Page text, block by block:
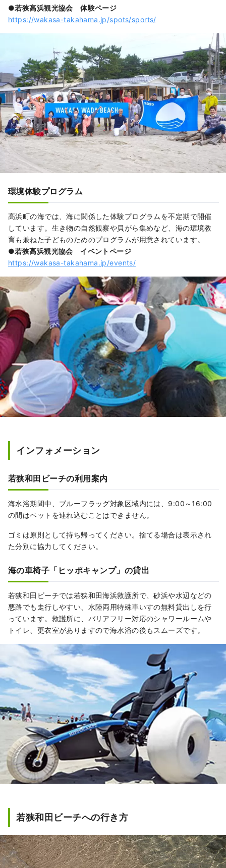
●若狭高浜観光協会 体験ページ
https://wakasa-takahama.jp/spots/sports/
環境体験プログラム
高浜町の海では、海に関係した体験プログラムを不定期で開催
しています。生き物の自然観察や貝がら集めなど、海の環境教
育も兼ねた子どものためのプログラムが用意されています。
●若狭高浜観光協会 イベントページ
https://wakasa-takahama.jp/events/
インフォメーション
若狭和田ビーチの利用案内
海水浴期間中、ブルーフラッグ対象区域内には、9:00～16:00
の間はペットを連れ込むことはできません。
ゴミは原則として持ち帰ってください。捨てる場合は表示され
た分別に協力してください。
海の車椅子「ヒッポキャンプ」の貸出
若狭和田ビーチでは若狭和田海浜救護所で、砂浜や水辺などの
悪路でも走行しやすい、水陸両用特殊車いすの無料貸出しを行
っています。救護所に、バリアフリー対応のシャワールームや
トイレ、更衣室がありますので海水浴の後もスムーズです。
若狭和田ビーチへの行き方